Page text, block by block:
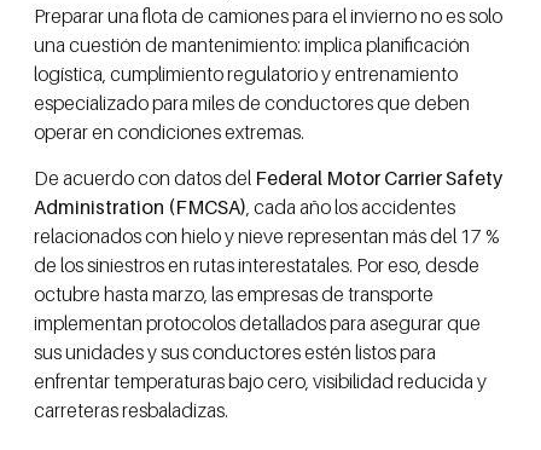
Preparar una flota de camiones para el invierno no es solo
una cuestión de mantenimiento: implica planificación
logística, cumplimiento regulatorio y entrenamiento
especializado para miles de conductores que deben
operar en condiciones extremas.
De acuerdo con datos del Federal Motor Carrier Safety
Administration (FMCSA), cada año los accidentes
relacionados con hielo y nieve representan más del 17 %
de los siniestros en rutas interestatales. Por eso, desde
octubre hasta marzo, las empresas de transporte
implementan protocolos detallados para asegurar que
sus unidades y sus conductores estén listos para
enfrentar temperaturas bajo cero, visibilidad reducida y
carreteras resbaladizas.